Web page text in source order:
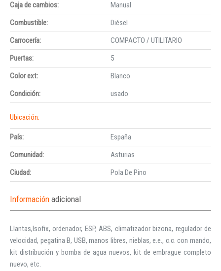
Caja de cambios:
Manual
Combustible:
Diésel
Carrocería:
COMPACTO / UTILITARIO
Puertas:
5
Color ext:
Blanco
Condición:
usado
Ubicación:
País:
España
Comunidad:
Asturias
Ciudad:
Pola De Pino
Información adicional
Llantas,Isofix, ordenador, ESP, ABS, climatizador bizona, regulador de
velocidad, pegatina B, USB, manos libres, nieblas, e.e., c.c. con mando,
kit distribución y bomba de agua nuevos, kit de embrague completo
nuevo, etc.